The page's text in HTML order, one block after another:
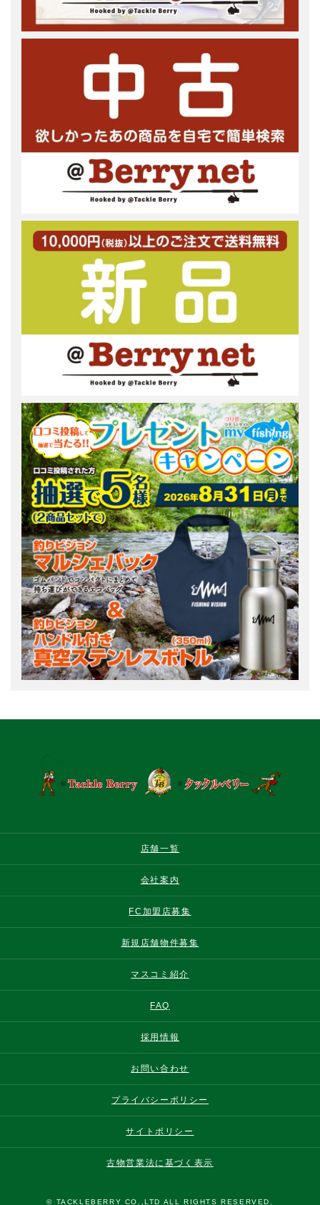
店舗一覧
会社案内
FC加盟店募集
新規店舗物件募集
マスコミ紹介
FAQ
採用情報
お問い合わせ
プライバシーポリシー
サイトポリシー
古物営業法に基づく表示
© TACKLEBERRY CO.,LTD ALL RIGHTS RESERVED.